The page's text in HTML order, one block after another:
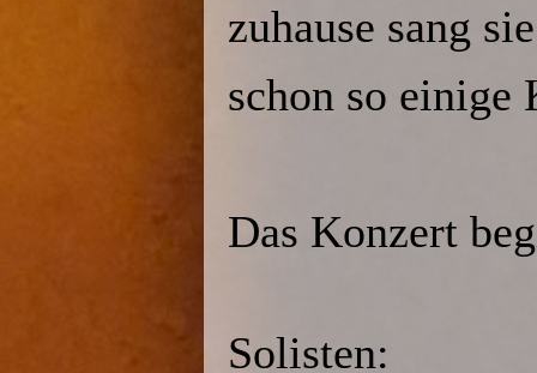
zuhause sang
schon so einige
Das Konzert
Solisten: